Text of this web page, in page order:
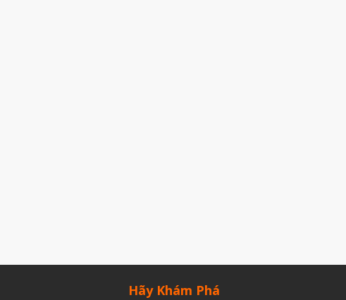
Tháng Tư 2024
Tháng Ba 2024
Hãy Khám Phá